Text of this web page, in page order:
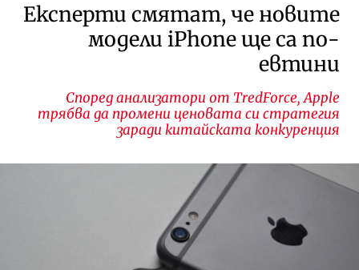
Експерти смятат, че новите
модели iPhone ще са по-
евтини
Според анализатори от TredForce, Apple
трябва да промени ценовата си стратегия
заради китайската конкуренция